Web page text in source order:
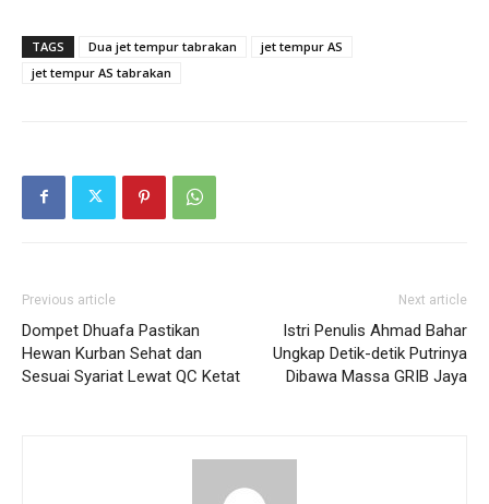
TAGS Dua jet tempur tabrakan
jet tempur AS
jet tempur AS tabrakan
Previous article
Dompet Dhuafa Pastikan
Hewan Kurban Sehat dan
Sesuai Syariat Lewat QC Ketat
Next article
Istri Penulis Ahmad Bahar
Ungkap Detik-detik Putrinya
Dibawa Massa GRIB Jaya